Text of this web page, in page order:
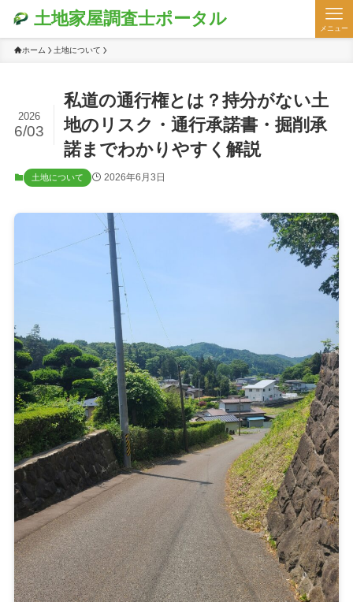
土地家屋調査士ポータル メニュー
ホーム 土地について
私道の通行権とは？持分がない土
地のリスク・通行承諾書・掘削承
諾までわかりやすく解説
2026
6/03
土地について 2026年6月3日